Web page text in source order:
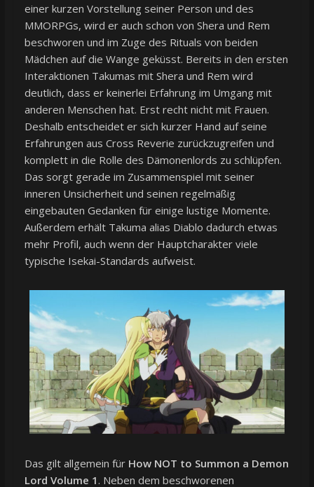
einer kurzen Vorstellung seiner Person und des
MMORPGs, wird er auch schon von Shera und Rem
beschworen und im Zuge des Rituals von beiden
Mädchen auf die Wange geküsst. Bereits in den ersten
Interaktionen Takumas mit Shera und Rem wird
deutlich, dass er keinerlei Erfahrung im Umgang mit
anderen Menschen hat. Erst recht nicht mit Frauen.
Deshalb entscheidet er sich kurzer Hand auf seine
Erfahrungen aus Cross Reverie zurückzugreifen und
komplett in die Rolle des Dämonenlords zu schlüpfen.
Das sorgt gerade im Zusammenspiel mit seiner
inneren Unsicherheit und seinen regelmäßig
eingebauten Gedanken für einige lustige Momente.
Außerdem erhält Takuma alias Diablo dadurch etwas
mehr Profil, auch wenn der Hauptcharakter viele
typische Isekai-Standards aufweist.
Das gilt allgemein für How NOT to Summon a Demon
Lord Volume 1 . Neben dem beschworenen